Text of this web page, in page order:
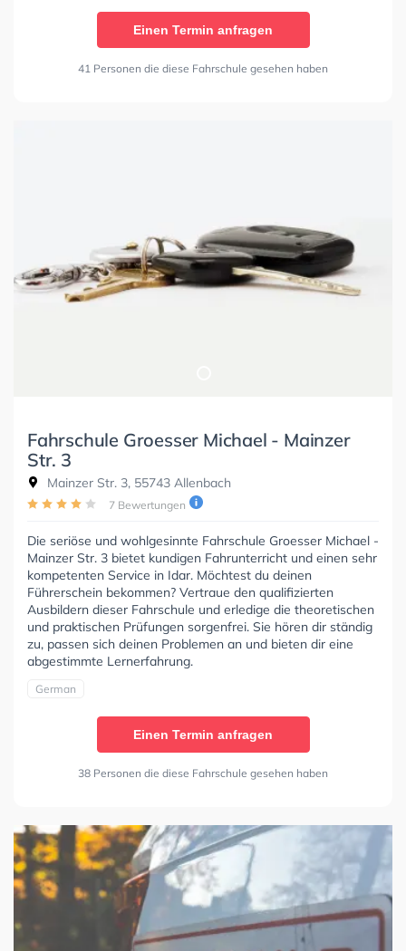
Einen Termin anfragen
41 Personen die diese Fahrschule gesehen haben
Fahrschule Groesser Michael - Mainzer
Str. 3
Mainzer Str. 3, 55743 Allenbach
7 Bewertungen
Die seriöse und wohlgesinnte Fahrschule Groesser Michael -
Mainzer Str. 3 bietet kundigen Fahrunterricht und einen sehr
kompetenten Service in Idar. Möchtest du deinen
Führerschein bekommen? Vertraue den qualifizierten
Ausbildern dieser Fahrschule und erledige die theoretischen
und praktischen Prüfungen sorgenfrei. Sie hören dir ständig
zu, passen sich deinen Problemen an und bieten dir eine
abgestimmte Lernerfahrung.
German
Einen Termin anfragen
38 Personen die diese Fahrschule gesehen haben